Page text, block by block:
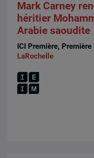
Mark Carney
héritier
Arabie saoudite
ICI Première,
LaRochelle